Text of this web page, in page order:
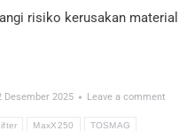
risiko kerusakan material
Desember 2025 Leave a comment
MaxX250 TOSMAG